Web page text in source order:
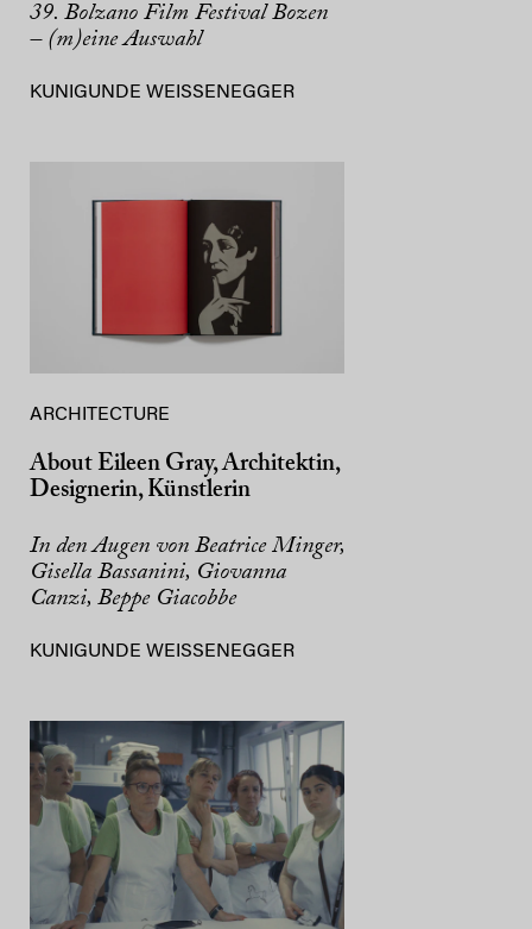
39. Bolzano Film Festival Bozen
– (m)eine Auswahl
KUNIGUNDE WEISSENEGGER
ARCHITECTURE
About Eileen Gray, Architektin,
Designerin, Künstlerin
In den Augen von Beatrice Minger,
Gisella Bassanini, Giovanna
Canzi, Beppe Giacobbe
KUNIGUNDE WEISSENEGGER